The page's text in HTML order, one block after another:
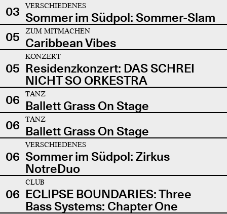
03
VERSCHIEDENES
Sommer im Südpol: Sommer-Slam
05
ZUM MITMACHEN
Caribbean Vibes
05
KONZERT
Residenzkonzert: DAS SCHREI
NICHT SO ORKESTRA
06
TANZ
Ballett Grass On Stage
06
TANZ
Ballett Grass On Stage
06
VERSCHIEDENES
Sommer im Südpol: Zirkus
NotreDuo
06
CLUB
ECLIPSE BOUNDARIES: Three
Bass Systems: Chapter One